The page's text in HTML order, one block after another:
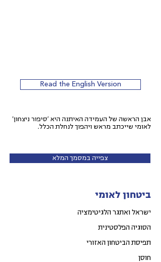
Read the English Version
אבן הראשה של העמידה האיתנה היא 'סיפור ניצחון'
לאומי שייכתב מראש ויהפוך לנחלת הכלל.
צפייה במסמך המלא
ביטחון לאומי
ישראל ואתגר הלגיטימציה
הסוגיה הפלסטינית
תפיסת הביטחון האזורי
חוסן